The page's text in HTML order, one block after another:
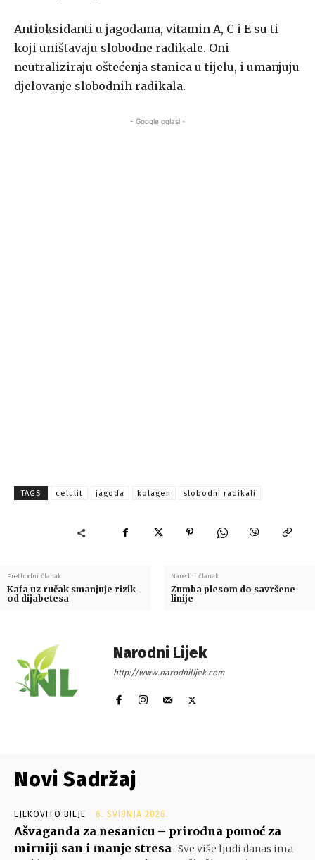
Antioksidanti u jagodama, vitamin A, C i E su ti
koji uništavaju slobodne radikale. Oni
neutraliziraju oštećenja stanica u tijelu, i umanjuju
djelovanje slobodnih radikala.
- Google oglasi -
TAGS celulit jagoda kolagen slobodni radikali
Prethodni članak
Kafa uz ručak smanjuje rizik
od dijabetesa
Naredni članak
Zumba plesom do savršene
linije
Narodni Lijek
http://www.narodnilijek.com
Novi Sadržaj
LJEKOVITO BILJE 6. SVIBNJA 2026.
Ašvaganda za nesanicu – prirodna pomoć za
mirniji san i manje stresa Sve više ljudi danas ima